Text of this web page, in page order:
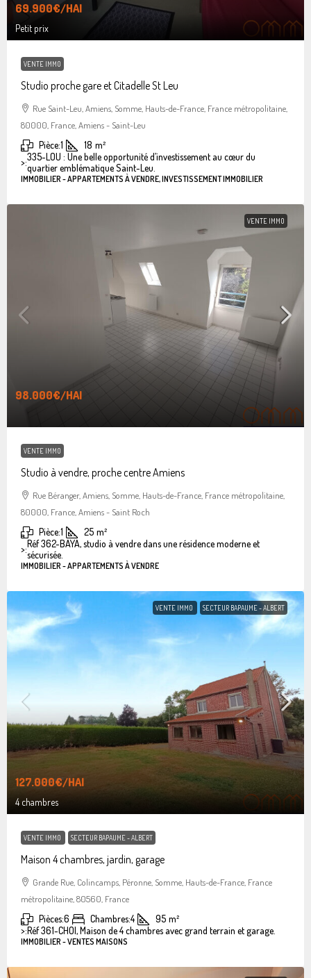
69.900€/HAI
Petit prix
VENTE IMMO
Studio proche gare et Citadelle St Leu
Rue Saint-Leu, Amiens, Somme, Hauts-de-France, France métropolitaine,
80000, France, Amiens - Saint-Leu
Pièce:1 18 m²
>:335-LOU : Une belle opportunité d’investissement au cœur du
quartier emblématique Saint-Leu.
IMMOBILIER - APPARTEMENTS À VENDRE, INVESTISSEMENT IMMOBILIER
VENTE IMMO
98.000€/HAI
VENTE IMMO
Studio à vendre, proche centre Amiens
Rue Béranger, Amiens, Somme, Hauts-de-France, France métropolitaine,
80000, France, Amiens - Saint Roch
Pièce:1 25 m²
>:Réf 362-BAYA, studio à vendre dans une résidence moderne et
sécurisée.
IMMOBILIER - APPARTEMENTS À VENDRE
VENTE IMMO SECTEUR BAPAUME - ALBERT
127.000€/HAI
4 chambres
VENTE IMMO SECTEUR BAPAUME - ALBERT
Maison 4 chambres, jardin, garage
Grande Rue, Colincamps, Péronne, Somme, Hauts-de-France, France
métropolitaine, 80560, France
Pièces:6 Chambres:4 95 m²
>:Réf 361-CHOI, Maison de 4 chambres avec grand terrain et garage.
IMMOBILIER - VENTES MAISONS